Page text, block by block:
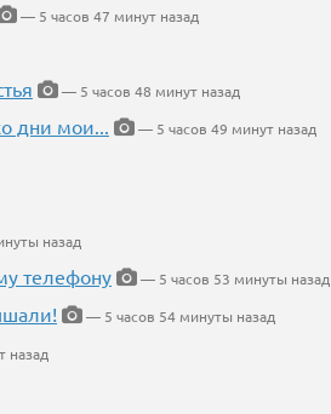
— 5 часов 47 минут назад
— 5 часов 48 минут назад
дни мои...
— 5 часов 49 минут назад
назад
телефону
— 5 часов 53 минуты назад
— 5 часов 54 минуты назад
назад